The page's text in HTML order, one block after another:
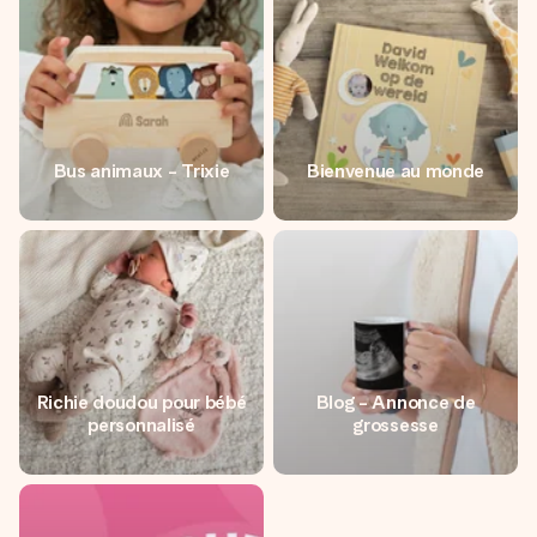
Bus animaux - Trixie Bienvenue au monde
Richie doudou pour bébé
personnalisé
Blog - Annonce de
grossesse